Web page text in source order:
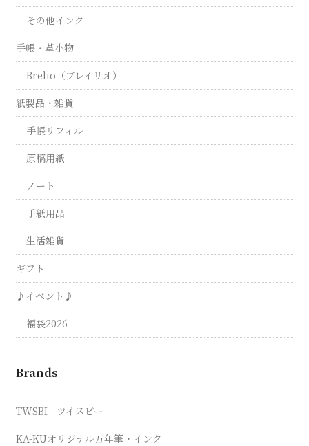
その他インク
手帳・革小物
Brelio（ブレイリオ）
紙製品・雑貨
手帳リフィル
原稿用紙
ノート
手紙用品
生活雑貨
ギフト
♪イベント♪
福袋2026
Brands
TWSBI - ツイスビー
KA-KUオリジナル万年筆・インク